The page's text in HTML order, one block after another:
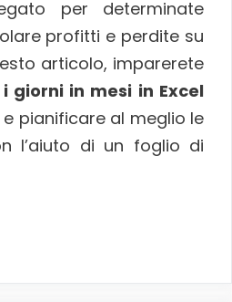
per determinate
profitti e perdite su
articolo, imparerete
giorni in mesi in Excel
pianificare al meglio le
l’aiuto di un foglio di